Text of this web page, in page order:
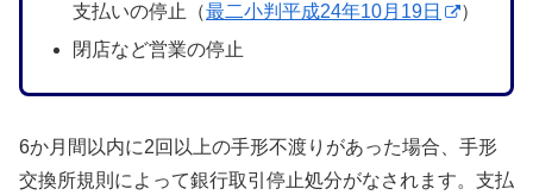
支払いの停止（最二小判平成24年10月19日
）
閉店など営業の停止
6か月間以内に2回以上の手形不渡りがあった場合、手形
交換所規則によって銀行取引停止処分がなされます。支払